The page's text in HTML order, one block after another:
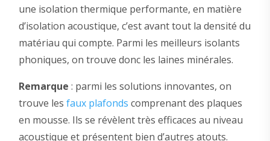
une isolation thermique performante, en matière
d’isolation acoustique, c’est avant tout la densité du
matériau qui compte. Parmi les meilleurs isolants
phoniques, on trouve donc les laines minérales.
Remarque : parmi les solutions innovantes, on
trouve les faux plafonds comprenant des plaques
en mousse. Ils se révèlent très efficaces au niveau
acoustique et présentent bien d’autres atouts.